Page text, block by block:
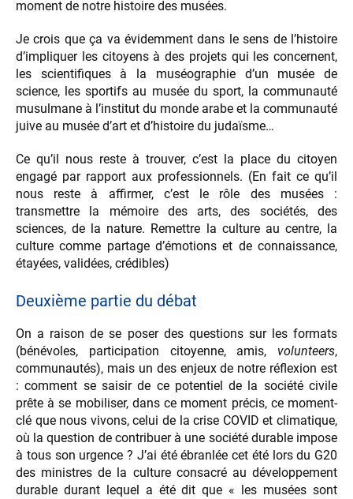
moment de notre histoire des musées.
Je crois que ça va évidemment dans le sens de l’histoire
d’impliquer les citoyens à des projets qui les concernent,
les scientifiques à la muséographie d’un musée de
science, les sportifs au musée du sport, la communauté
musulmane à l’institut du monde arabe et la communauté
juive au musée d’art et d’histoire du judaïsme…
Ce qu’il nous reste à trouver, c’est la place du citoyen
engagé par rapport aux professionnels. (En fait ce qu’il
nous reste à affirmer, c’est le rôle des musées :
transmettre la mémoire des arts, des sociétés, des
sciences, de la nature. Remettre la culture au centre, la
culture comme partage d’émotions et de connaissance,
étayées, validées, crédibles)
Deuxième partie du débat
On a raison de se poser des questions sur les formats
(bénévoles, participation citoyenne, amis, volunteers,
communautés), mais un des enjeux de notre réflexion est
: comment se saisir de ce potentiel de la société civile
prête à se mobiliser, dans ce moment précis, ce moment-
clé que nous vivons, celui de la crise COVID et climatique,
où la question de contribuer à une société durable impose
à tous son urgence ? J’ai été ébranlée cet été lors du G20
des ministres de la culture consacré au développement
durable durant lequel a été dit que « les musées sont